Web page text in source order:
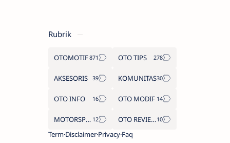
Rubrik
OTOMOTIF OTO TIPS
AKSESORIS KOMUNITAS
OTO INFO OTO MODIF
MOTORSPORT
OTO REVIEW
Term Disclaimer Privacy Faq